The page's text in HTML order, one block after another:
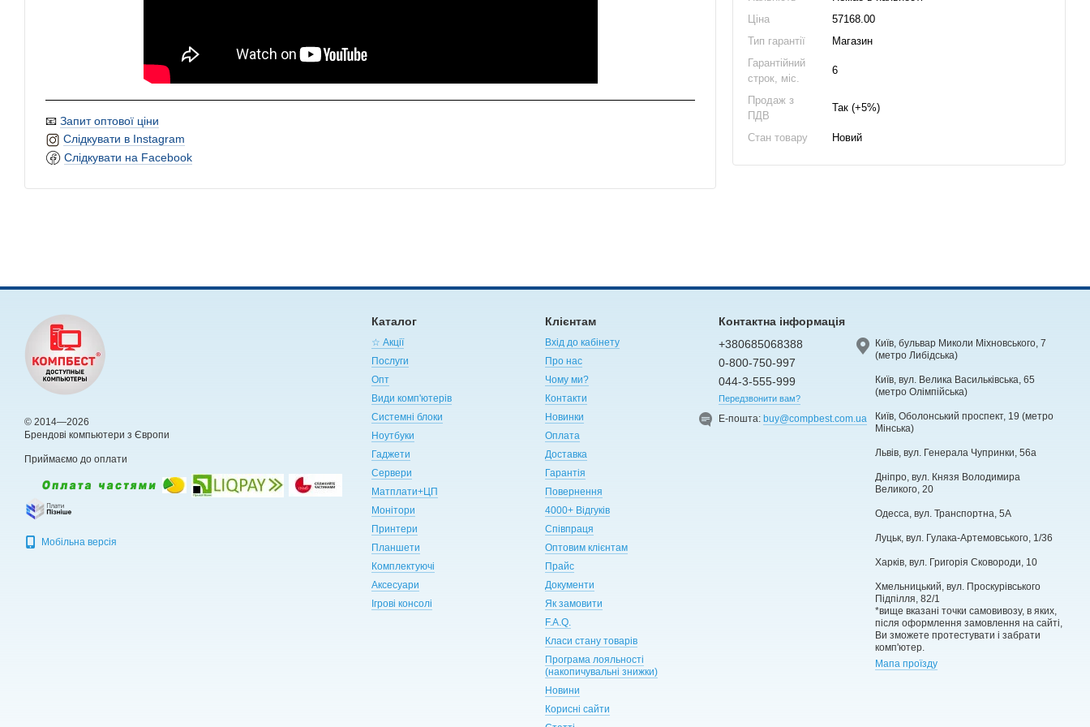
📧 Запит оптової ціни
Слідкувати в Instagram
Слідкувати на Facebook
Ціна
57168.00
Тип гарантії
Магазин
Гарантійний
строк, міс.
6
Продаж з
ПДВ
Так (+5%)
Стан товару Новий
© 2014—2026
Брендові компьютери з Європи
Приймаємо до оплати
Мобільна версія
Каталог
☆ Акції
Послуги
Опт
Види комп'ютерів
Системні блоки
Ноутбуки
Гаджети
Сервери
Матплати+ЦП
Монітори
Принтери
Планшети
Комплектуючі
Аксесуари
Ігрові консолі
Клієнтам
Вхід до кабінету
Про нас
Чому ми?
Контакти
Новинки
Оплата
Доставка
Гарантія
Повернення
4000+ Відгуків
Співпраця
Оптовим клієнтам
Прайс
Документи
Як замовити
F.A.Q.
Класи стану товарів
Програма лояльності
(накопичувальні знижки)
Новини
Корисні сайти
Контактна інформація
+380685068388
0-800-750-997
044-3-555-999
Передзвонити вам?
Е-пошта:buy@compbest.com.ua
Київ, бульвар Миколи Міхновського, 7
(метро Либідська)
Київ, вул. Велика Васильківська, 65
(метро Олімпійська)
Київ, Оболонський проспект, 19 (метро
Мінська)
Львів, вул. Генерала Чупринки, 56а
Дніпро, вул. Князя Володимира
Великого, 20
Одесса, вул. Транспортна, 5А
Луцьк, вул. Гулака-Артемовського, 1/36
Харків, вул. Григорія Сковороди, 10
Хмельницький, вул. Проскурівського
Підпілля, 82/1
*вище вказані точки самовивозу, в яких,
після оформлення замовлення на сайті,
Ви зможете протестувати і забрати
комп'ютер.
Мапа проїзду